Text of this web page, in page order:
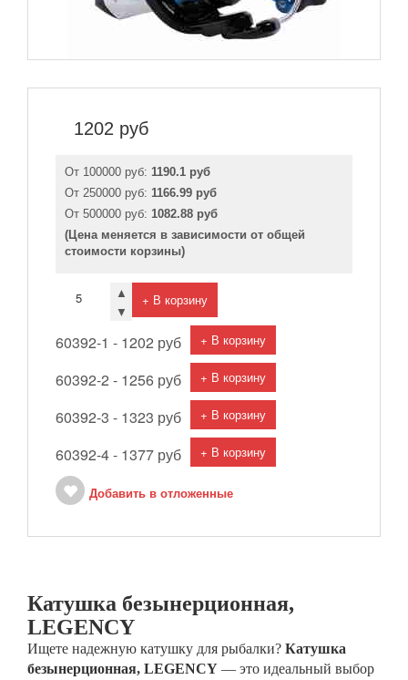
1202 руб
От 100000 руб: 1190.1 руб
От 250000 руб: 1166.99 руб
От 500000 руб: 1082.88 руб
(Цена меняется в зависимости от общей
стоимости корзины)
▲
▼
+ В корзину
60392-1 - 1202 руб + В корзину
60392-2 - 1256 руб + В корзину
60392-3 - 1323 руб + В корзину
60392-4 - 1377 руб + В корзину
Добавить в отложенные
Катушка безынерционная,
LEGENCY
Ищете надежную катушку для рыбалки? Катушка
безынерционная, LEGENCY — это идеальный выбор